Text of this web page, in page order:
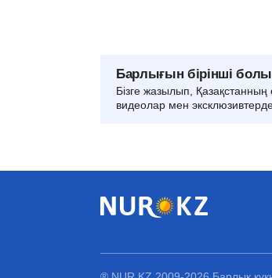
Барлығын бірінші
Бізге жазылып, Қазақстанның
видеолар мен